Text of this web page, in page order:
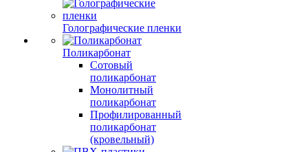
Голографические пленки
Поликарбонат
Сотовый
поликарбонат
Монолитный
поликарбонат
Профилированный
поликарбонат
(кровельный)